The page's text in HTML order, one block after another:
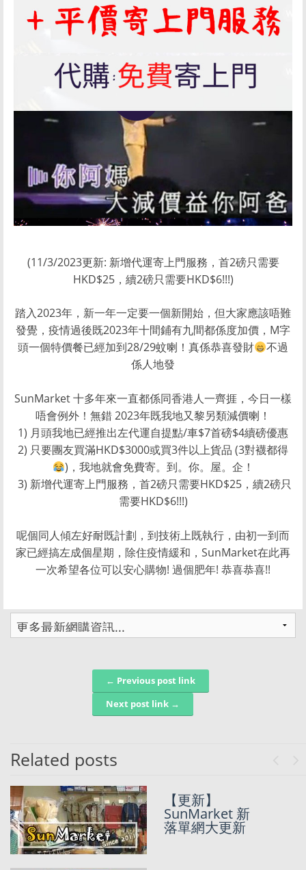
(11/3/2023更新: 新增代運寄上門服務，首2磅只需要
HKD$25，續2磅只需要HKD$6!!!)
踏入2023年，新一年一定要一個新開始，但大家應該唔難
發覺，疫情過後既2023年十間鋪有九間都係度加價，M字
頭一個特價餐已經加到28/29蚊喇！真係恭喜發財
不過
係人地發
SunMarket 十多年來一直都係同香港人一齊捱，今日一樣
唔會例外！無錯 2023年既我地又黎另類減價喇！
1) 月頭我地已經推出左代運自提點/車$7首磅$4續磅優惠
2) 只要團友買滿HKD$3000或買3件以上貨品 (3對襪都得
)，我地就會免費寄。到。你。屋。企！
3) 新增代運寄上門服務，首2磅只需要HKD$25，續2磅只
需要HKD$6!!!)
呢個同人傾左好耐既計劃，到技術上既執行，由初一到而
家已經搞左成個星期，除住疫情緩和，SunMarket在此再
一次希望各位可以安心購物! 過個肥年! 恭喜恭喜!!
Post navigation← Previous post link
Next post link →
Related posts
【更新】
SunMarket 新
落單網大更新
SunMarket十
萬訂單達成!!!